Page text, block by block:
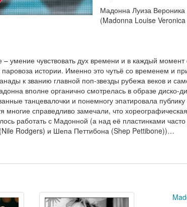
Мадонна Луиза Вероника
(Madonna Louise
умение чувствовать дух времени и в каждый момент
истории. Именно это чутьё со временем и
к званию главной поп-звезды рубежа веков и
вполне органично смотрелась в образе диско-
танцевалочки и понемногу эпатировала публику
справедливо замечали, что хореографическая
работать с Мадонной (а над её пластинками
Rodgers) и Шепа Петтибона (Shep Pettibone))…